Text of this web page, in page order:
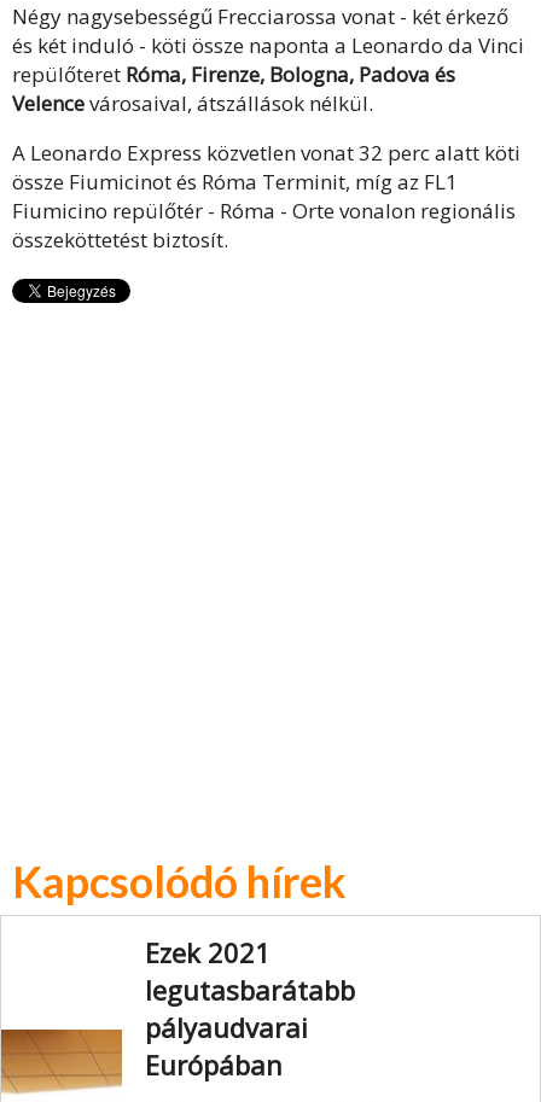
Négy nagysebességű Frecciarossa vonat - két érkező
és két induló - köti össze naponta a Leonardo da Vinci
repülőteret Róma, Firenze, Bologna, Padova és
Velencevárosaival, átszállások nélkül.
A Leonardo Express közvetlen vonat 32 perc alatt köti
össze Fiumicinot és Róma Terminit, míg az FL1
Fiumicino repülőtér - Róma - Orte vonalon regionális
összeköttetést biztosít.
Kapcsolódó hírek
Ezek 2021
legutasbarátabb
pályaudvarai
Európában